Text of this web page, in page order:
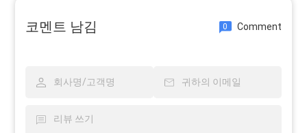
코멘트 남김 0 Comment